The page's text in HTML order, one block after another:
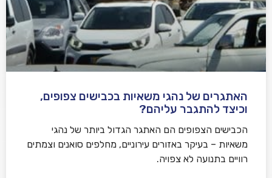
האתגרים של נהגי משאיות בכבישים צפופים,
וכיצד להתגבר עליהם?
הכבישים הצפופים הם האתגר הגדול ביותר של נהגי
משאיות – בעיקר באזורים עירוניים, מחלפים סואנים וצמתים
רוויים בתנועה לא צפויה.